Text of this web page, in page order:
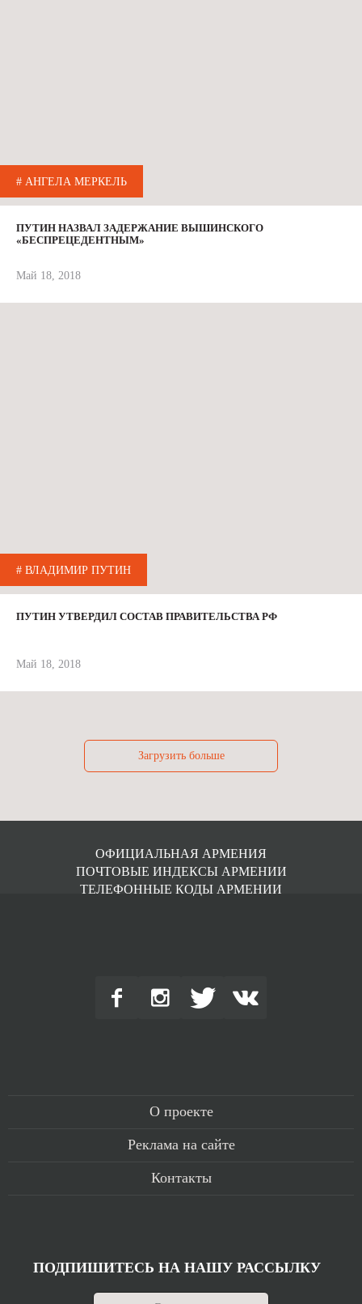
# АНГЕЛА МЕРКЕЛЬ
ПУТИН НАЗВАЛ ЗАДЕРЖАНИЕ ВЫШИНСКОГО
«БЕСПРЕЦЕДЕНТНЫМ»
Май 18, 2018
# ВЛАДИМИР ПУТИН
ПУТИН УТВЕРДИЛ СОСТАВ ПРАВИТЕЛЬСТВА РФ
Май 18, 2018
Загрузить больше
ОФИЦИАЛЬНАЯ АРМЕНИЯ
ПОЧТОВЫЕ ИНДЕКСЫ АРМЕНИИ
ТЕЛЕФОННЫЕ КОДЫ АРМЕНИИ
О проекте
Реклама на сайте
Контакты
ПОДПИШИТЕСЬ НА НАШУ РАССЫЛКУ